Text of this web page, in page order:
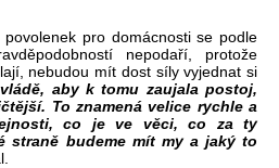
pro domácnosti se podle
nepodaří, protože
nebudou mít dost síly vyjednat si
aby k tomu zaujala postoj,
To znamená velice rychle a
co je ve věci, co za ty
straně budeme mít my a jaký to